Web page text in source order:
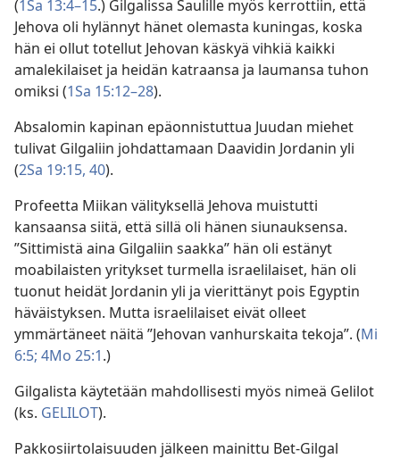
(1Sa 13:4–15.) Gilgalissa Saulille myös kerrottiin, että
Jehova oli hylännyt hänet olemasta kuningas, koska
hän ei ollut totellut Jehovan käskyä vihkiä kaikki
amalekilaiset ja heidän katraansa ja laumansa tuhon
omiksi (1Sa 15:12–28).
Absalomin kapinan epäonnistuttua Juudan miehet
tulivat Gilgaliin johdattamaan Daavidin Jordanin yli
(2Sa 19:15, 40).
Profeetta Miikan välityksellä Jehova muistutti
kansaansa siitä, että sillä oli hänen siunauksensa.
”Sittimistä aina Gilgaliin saakka” hän oli estänyt
moabilaisten yritykset turmella israelilaiset, hän oli
tuonut heidät Jordanin yli ja vierittänyt pois Egyptin
häväistyksen. Mutta israelilaiset eivät olleet
ymmärtäneet näitä ”Jehovan vanhurskaita tekoja”. (Mi
6:5; 4Mo 25:1.)
Gilgalista käytetään mahdollisesti myös nimeä Gelilot
(ks. GELILOT).
Pakkosiirtolaisuuden jälkeen mainittu Bet-Gilgal